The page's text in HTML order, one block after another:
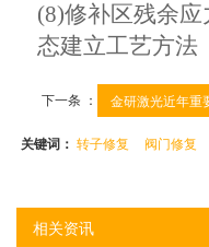
(8)修补区残余
态建立工艺方法
下一条 ： 金研激光近年重
关键词：转子修复 阀门修复
相关资讯